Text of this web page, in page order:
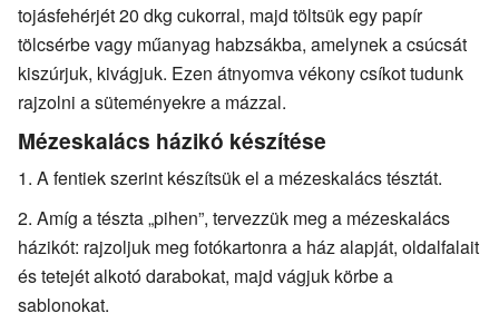
tojásfehérjét 20 dkg cukorral, majd töltsük egy papír
tölcsérbe vagy műanyag habzsákba, amelynek a csúcsát
kiszúrjuk, kivágjuk. Ezen átnyomva vékony csíkot tudunk
rajzolni a süteményekre a mázzal.
Mézeskalács házikó készítése
A fentiek szerint készítsük el a mézeskalács tésztát.
Amíg a tészta „pihen”, tervezzük meg a mézeskalács
házikót: rajzoljuk meg fotókartonra a ház alapját, oldalfalait
és tetejét alkotó darabokat, majd vágjuk körbe a
sablonokat.